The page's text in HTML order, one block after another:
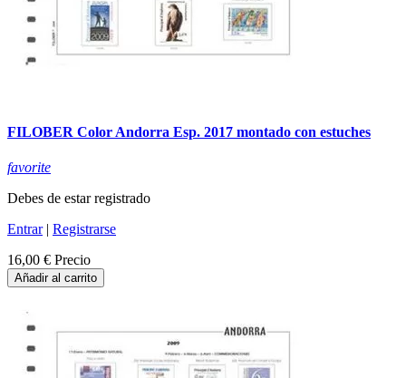
FILOBER Color Andorra Esp. 2017 montado con estuches
favorite
Debes de estar registrado
Entrar| Registrarse
16,00 € Precio
Añadir al carrito